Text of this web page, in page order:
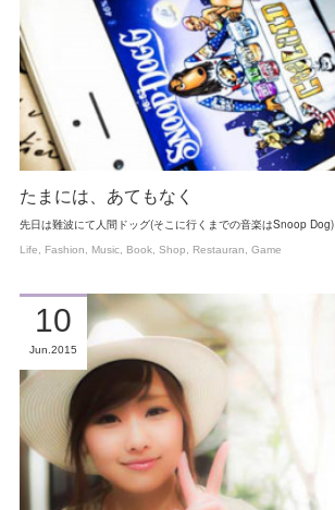
たまには、あてもなく
先日は難波にて人間ドッグ(そこに行くまでの音楽はSnoop Dog)
Life Fashion Music Book Shop Restauran Game
10
Jun 2015